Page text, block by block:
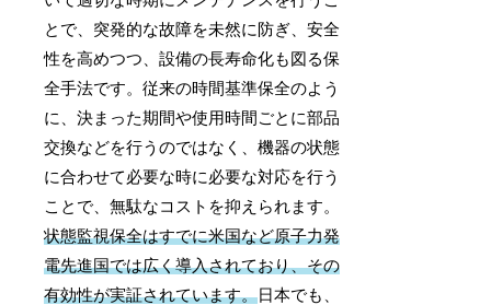
とで、突発的な故障を未然に防ぎ、安全
性を高めつつ、設備の長寿命化も図る保
全手法です。従来の時間基準保全のよう
に、決まった期間や使用時間ごとに部品
交換などを行うのではなく、機器の状態
に合わせて必要な時に必要な対応を行う
ことで、無駄なコストを抑えられます。
状態監視保全はすでに米国など原子力発
電先進国では広く導入されており、その
有効性が実証されています。日本でも、